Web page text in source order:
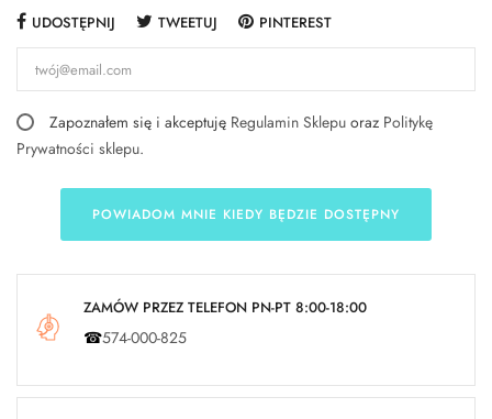
UDOSTĘPNIJ TWEETUJ PINTEREST
Zapoznałem się i akceptuję Regulamin Sklepu oraz Politykę
Prywatności sklepu.
POWIADOM MNIE KIEDY BĘDZIE DOSTĘPNY
ZAMÓW PRZEZ TELEFON PN-PT 8:00-18:00
☎574-000-825